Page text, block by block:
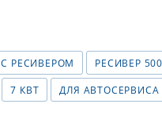
С РЕСИВЕРОМ
РЕСИВЕР
7 КВТ
ДЛЯ